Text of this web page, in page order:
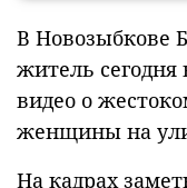
В Новозыбкове
житель сегодня
видео о
женщины на
На кадрах